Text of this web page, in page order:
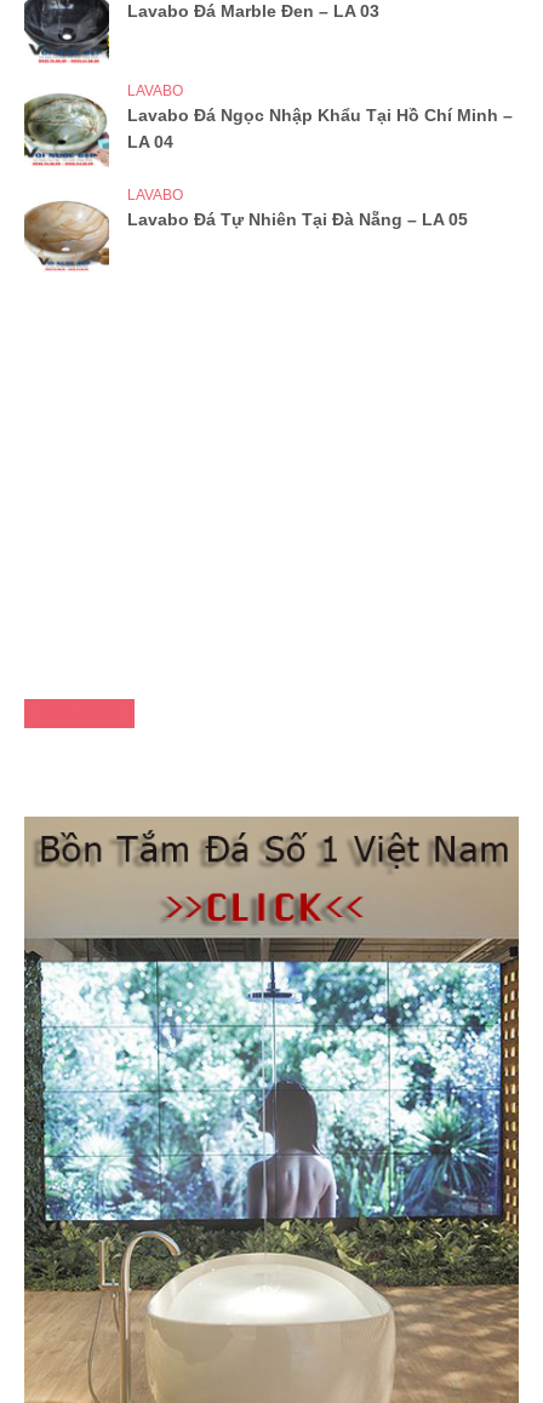
Lavabo Đá Marble Đen – LA 03
LAVABO
Lavabo Đá Ngọc Nhập Khẩu Tại Hồ Chí Minh –
LA 04
LAVABO
Lavabo Đá Tự Nhiên Tại Đà Nẵng – LA 05